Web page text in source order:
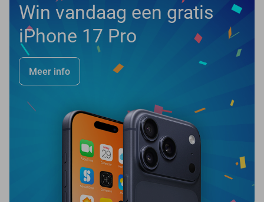
Win vandaag een gratis
iPhone 17 Pro
Meer info